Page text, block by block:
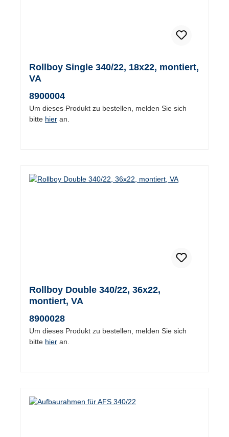
Rollboy Single 340/22, 18x22, montiert,
VA
8900004
Um dieses Produkt zu bestellen, melden Sie sich
bitte hier an.
Rollboy Double 340/22, 36x22,
montiert, VA
8900028
Um dieses Produkt zu bestellen, melden Sie sich
bitte hier an.